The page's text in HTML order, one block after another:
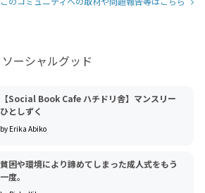
ソーシャルグッド
【Social Book Cafe ハチドリ舎】マンスリー
ひとしずく
by Erika Abiko
貧困や環境により諦めてしまった成人式をもう
一度。